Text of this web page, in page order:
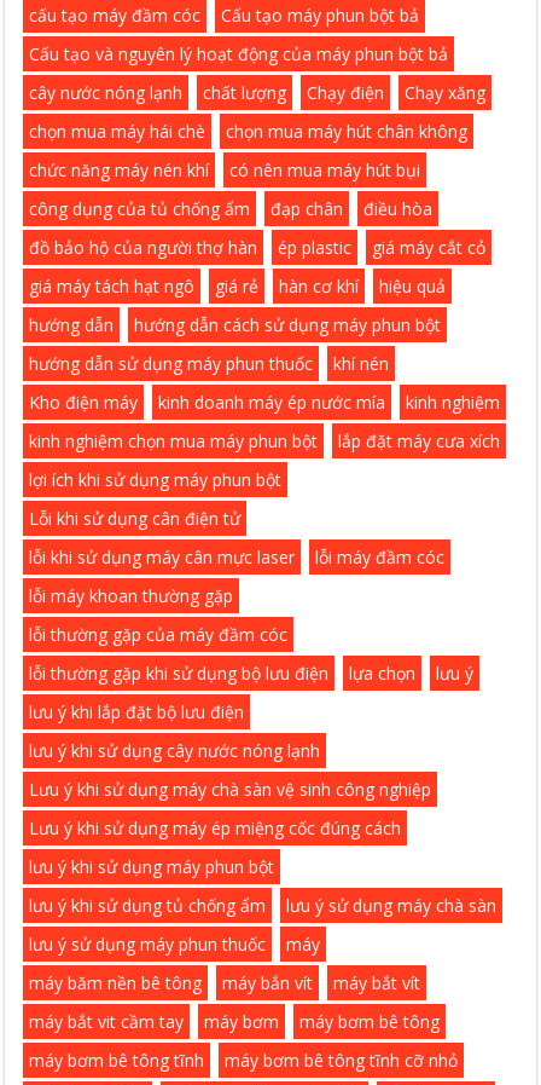
cấu tạo máy đầm cóc
Cấu tạo máy phun bột bả
Cấu tạo và nguyên lý hoạt động của máy phun bột bả
cây nước nóng lạnh
chất lượng Chạy điện
Chạy xăng
chọn mua máy hái chè
chọn mua máy hút chân không
chức năng máy nén khí
có nên mua máy hút bụi
công dụng của tủ chống ẩm
đạp chân
điều hòa
đồ bảo hộ của người thợ hàn
ép plastic
giá máy cắt cỏ
giá máy tách hạt ngô
giá rẻ hàn cơ khí
hiệu quả
hướng dẫn
hướng dẫn cách sử dụng máy phun bột
hướng dẫn sử dụng máy phun thuốc
khí nén
Kho điện máy
kinh doanh máy ép nước mía
kinh nghiệm
kinh nghiệm chọn mua máy phun bột
lắp đặt máy cưa xích
lợi ích khi sử dụng máy phun bột
Lỗi khi sử dụng cân điện tử
lỗi khi sử dụng máy cân mực laser
lỗi máy đầm cóc
lỗi máy khoan thường gặp
lỗi thường gặp của máy đầm cóc
lỗi thường gặp khi sử dụng bộ lưu điện
lựa chọn
lưu ý
lưu ý khi lắp đặt bộ lưu điện
lưu ý khi sử dụng cây nước nóng lạnh
Lưu ý khi sử dụng máy chà sàn vệ sinh công nghiệp
Lưu ý khi sử dụng máy ép miệng cốc đúng cách
lưu ý khi sử dụng máy phun bột
lưu ý khi sử dụng tủ chống ẩm
lưu ý sử dụng máy chà sàn
lưu ý sử dụng máy phun thuốc
máy
máy băm nền bê tông
máy bắn vít
máy bắt vít
máy bắt vit cầm tay
máy bơm
máy bơm bê tông
máy bơm bê tông tĩnh
máy bơm bê tông tĩnh cỡ nhỏ